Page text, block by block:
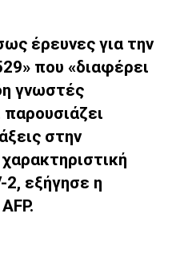
έρευνες για την
που «διαφέρει
γνωστές
στην
2, εξήγησε η